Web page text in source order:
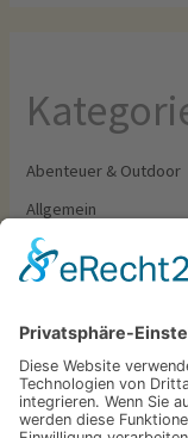
Abenteuer & Outdoor
Allgemein
Camping & Wohnmobil
Food & Drinks
Outfit & Ausrüstung